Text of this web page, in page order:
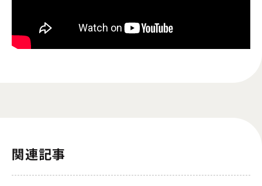
関連記事